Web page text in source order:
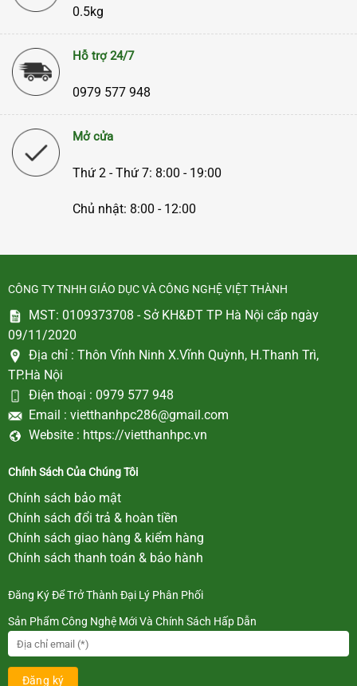
0.5kg
Hỗ trợ 24/7
0979 577 948
Mở cửa
Thứ 2 - Thứ 7: 8:00 - 19:00
Chủ nhật: 8:00 - 12:00
CÔNG TY TNHH GIÁO DỤC VÀ CÔNG NGHỆ VIỆT THÀNH
MST: 0109373708 - Sở KH&ĐT TP Hà Nội cấp ngày
09/11/2020
Địa chỉ : Thôn Vĩnh Ninh X.Vĩnh Quỳnh, H.Thanh Trì,
TP.Hà Nội
Điện thoại : 0979 577 948
Email : vietthanhpc286@gmail.com
Website : https://vietthanhpc.vn
Chính Sách Của Chúng Tôi
Chính sách bảo mật
Chính sách đổi trả & hoàn tiền
Chính sách giao hàng & kiểm hàng
Chính sách thanh toán & bảo hành
Đăng Ký Để Trở Thành Đại Lý Phân Phối
Sản Phẩm Công Nghệ Mới Và Chính Sách Hấp Dẫn